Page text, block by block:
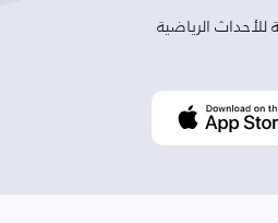
الرياضية